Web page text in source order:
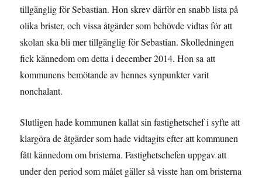
tillgänglig för Sebastian. Hon skrev därför en snabb lista på
olika brister, och vissa åtgärder som behövde vidtas för att
skolan ska bli mer tillgänglig för Sebastian. Skolledningen
fick kännedom om detta i december 2014. Hon sa att
kommunens bemötande av hennes synpunkter varit
nonchalant.
Slutligen hade kommunen kallat sin fastighetschef i syfte att
klargöra de åtgärder som hade vidtagits efter att kommunen
fått kännedom om bristerna. Fastighetschefen uppgav att
under den period som målet gäller så visste han om bristerna